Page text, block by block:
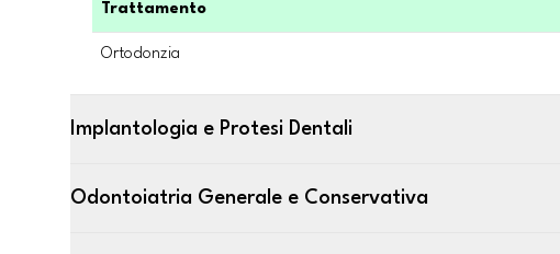
Trattamento
Ortodonzia
Implantologia e Protesi Dentali
Odontoiatria Generale e Conservativa